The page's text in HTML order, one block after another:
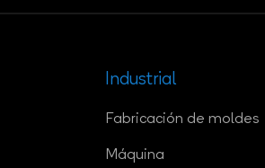
Industrial
Fabricación de moldes
Máquina